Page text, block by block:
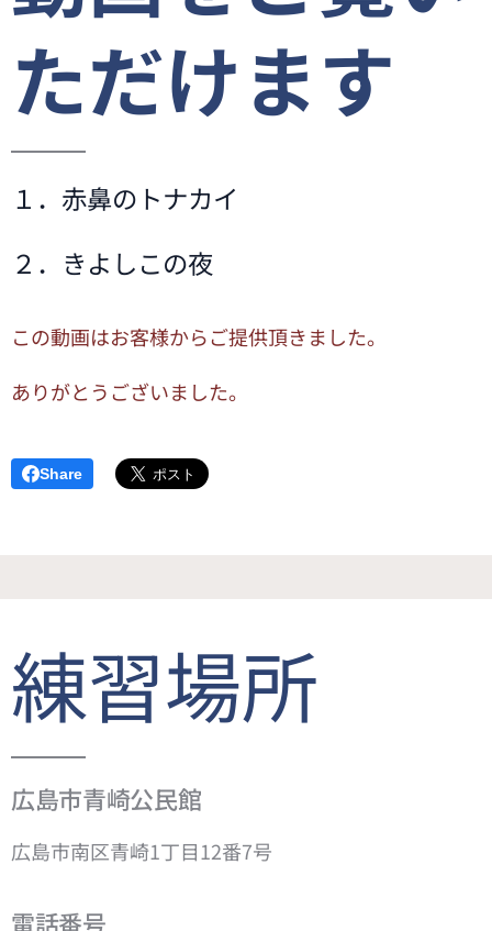
ただけます
１．赤鼻のトナカイ
２．きよしこの夜
この動画はお客様からご提供頂きました。
ありがとうございました。
Share
練習場所
広島市青崎公民館
広島市南区青崎1丁目12番7号
電話番号